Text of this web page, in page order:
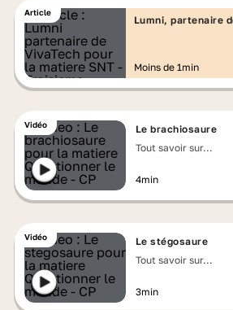
Article
Lumni, partenaire
Moins de 1min
Vidéo
Le brachiosaure
Tout savoir sur...
4min
Vidéo
Le stégosaure
Tout savoir sur...
3min